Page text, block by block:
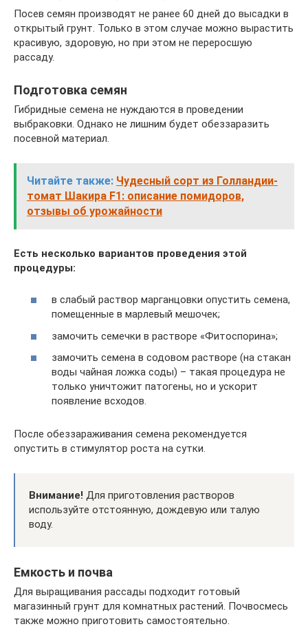
Посев семян производят не ранее 60 дней до высадки в
открытый грунт. Только в этом случае можно вырастить
красивую, здоровую, но при этом не переросшую
рассаду.
Подготовка семян
Гибридные семена не нуждаются в проведении
выбраковки. Однако не лишним будет обеззаразить
посевной материал.
Читайте также: Чудесный сорт из Голландии-
томат Шакира F1: описание помидоров,
отзывы об урожайности
Есть несколько вариантов проведения этой
процедуры:
в слабый раствор марганцовки опустить семена,
помещенные в марлевый мешочек;
замочить семечки в растворе «Фитоспорина»;
замочить семена в содовом растворе (на стакан
воды чайная ложка соды) – такая процедура не
только уничтожит патогены, но и ускорит
появление всходов.
После обеззараживания семена рекомендуется
опустить в стимулятор роста на сутки.
Внимание! Для приготовления растворов
используйте отстоянную, дождевую или талую
воду.
Емкость и почва
Для выращивания рассады подходит готовый
магазинный грунт для комнатных растений. Почвосмесь
также можно приготовить самостоятельно.